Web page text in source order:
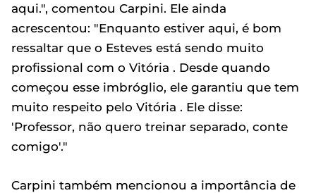
aqui.", comentou Carpini. Ele ainda
acrescentou: "Enquanto estiver aqui, é bom
ressaltar que o Esteves está sendo muito
profissional com o Vitória . Desde quando
começou esse imbróglio, ele garantiu que tem
muito respeito pelo Vitória . Ele disse:
'Professor, não quero treinar separado, conte
comigo'."
Carpini também mencionou a importância de